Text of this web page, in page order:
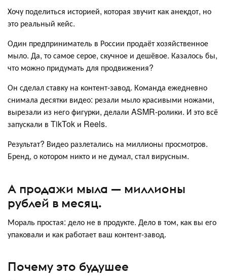
Хочу поделиться историей, которая звучит как анекдот, но
это реальный кейс.
Один предприниматель в России продаёт хозяйственное
мыло. Да, то самое серое, скучное и дешёвое. Казалось бы,
что можно придумать для продвижения?
Он сделал ставку на контент-завод. Команда ежедневно
снимала десятки видео: резали мыло красивыми ножами,
вырезали из него фигурки, делали ASMR-ролики. И это всё
запускали в TikTok и Reels.
Результат? Видео разлетались на миллионы просмотров.
Бренд, о котором никто и не думал, стал вирусным.
А продажи мыла — миллионы
рублей в месяц.
Мораль простая: дело не в продукте. Дело в том, как вы его
упаковали и как работает ваш контент-завод.
Почему это будушее